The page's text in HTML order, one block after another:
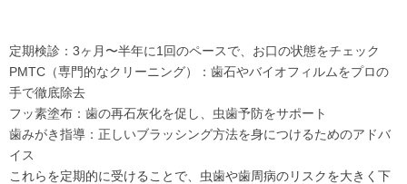
定期検診：3ヶ月〜半年に1回のペースで、お口の状態をチェック
PMTC（専門的なクリーニング）：歯石やバイオフィルムをプロの
手で徹底除去
フッ素塗布：歯の再石灰化を促し、虫歯予防をサポート
歯みがき指導：正しいブラッシング方法を身につけるためのアドバ
イス
これらを定期的に受けることで、虫歯や歯周病のリスクを大きく下